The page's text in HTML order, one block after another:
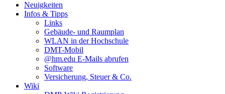
Neuigkeiten
Infos & Tipps
Links
Gebäude- und Raumplan
WLAN in der Hochschule
DMT-Mobil
@hm.edu E-Mails abrufen
Software
Versicherung, Steuer & Co.
Wiki